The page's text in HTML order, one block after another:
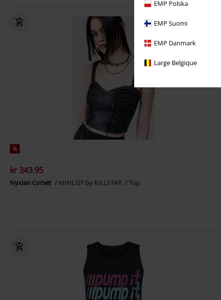
EMP Polska
EMP Suomi
EMP Danmark
Large Belgique
%
kr 343.95
Nyxian Corset KIHILIST by KILLSTAR Top